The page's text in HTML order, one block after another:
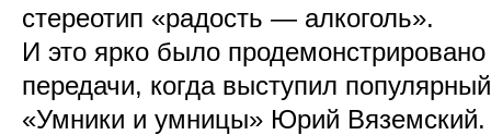
стереотип «радость — алкоголь».
И это ярко было
передачи, когда выступил
«Умники и умницы» Юрий